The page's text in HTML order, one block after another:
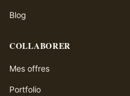
Blog
COLLABORER
Mes offres
Portfolio